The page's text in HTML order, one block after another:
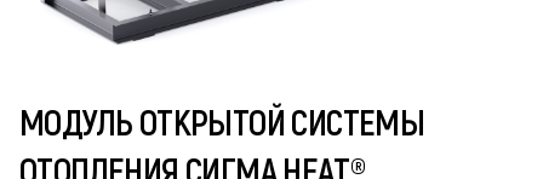
МОДУЛЬ ОТКРЫТОЙ СИСТЕМЫ
ОТОПЛЕНИЯ СИГМА HEAT®